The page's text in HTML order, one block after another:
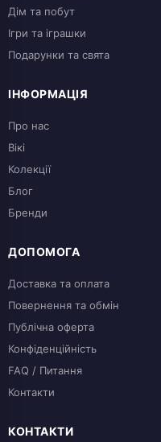
Дім та побут
Ігри та іграшки
Подарунки та свята
ІНФОРМАЦІЯ
Про нас
Вікі
Колекції
Блог
Бренди
ДОПОМОГА
Доставка та оплата
Повернення та обмін
Публічна оферта
Конфіденційність
FAQ / Питання
Контакти
КОНТАКТИ